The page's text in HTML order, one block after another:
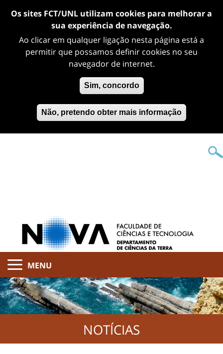
Os sites FCT/UNL utilizam cookies para melhorar a
sua experiência de navegação.
Ao clicar em qualquer ligação nesta página está a
permitir que possamos definir cookies no seu
navegador de internet.
Sim, concordo
Não, pretendo obter mais informação
MENU
NOTÍCIAS